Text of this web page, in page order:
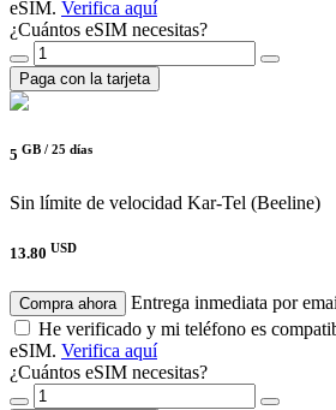
eSIM. Verifica aquí
¿Cuántos eSIM necesitas?
Paga con la tarjeta
5 GB / 25 días
Sin límite de velocidad Kar-Tel (Beeline)
13.80 USD
Compra ahora
Entrega inmediata por
He verificado y mi teléfono es
eSIM. Verifica aquí
¿Cuántos eSIM necesitas?